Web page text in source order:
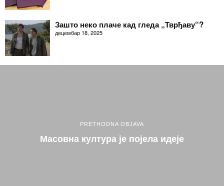
Зашто неко плаче кад гледа „Тврђаву“?
децембар 18, 2025
PRETHODNA OBJAVA
Масовна култура је појела идеје